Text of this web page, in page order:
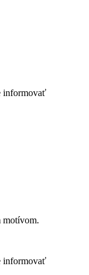
informovať
motívom.
informovať